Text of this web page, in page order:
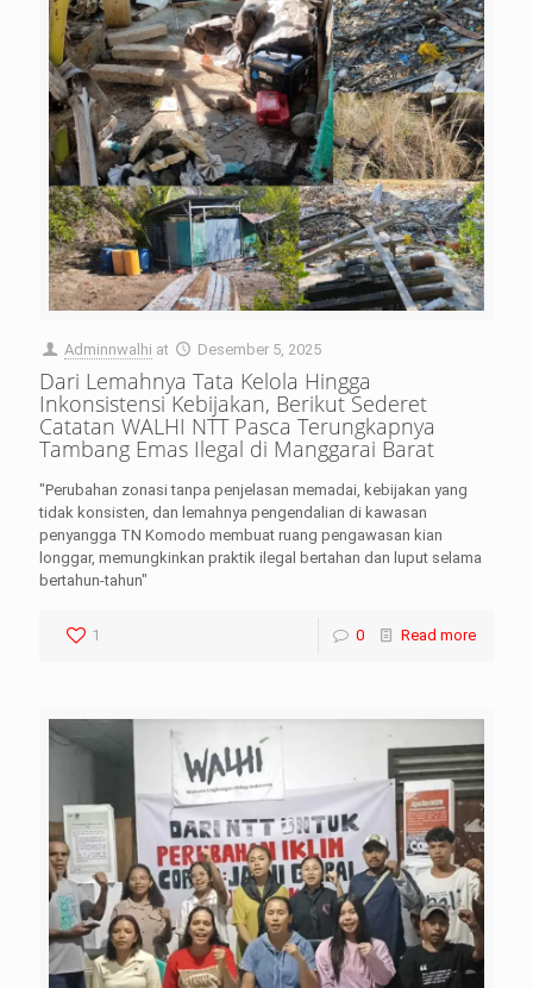
Adminnwalhi at Desember 5, 2025
Dari Lemahnya Tata Kelola Hingga
Inkonsistensi Kebijakan, Berikut Sederet
Catatan WALHI NTT Pasca Terungkapnya
Tambang Emas Ilegal di Manggarai Barat
"Perubahan zonasi tanpa penjelasan memadai, kebijakan yang
tidak konsisten, dan lemahnya pengendalian di kawasan
penyangga TN Komodo membuat ruang pengawasan kian
longgar, memungkinkan praktik ilegal bertahan dan luput selama
bertahun-tahun"
1 0 Read more